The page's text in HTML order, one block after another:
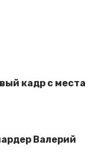
кадр с места
Валерий